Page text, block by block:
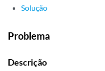
Solução
Problema
Descrição